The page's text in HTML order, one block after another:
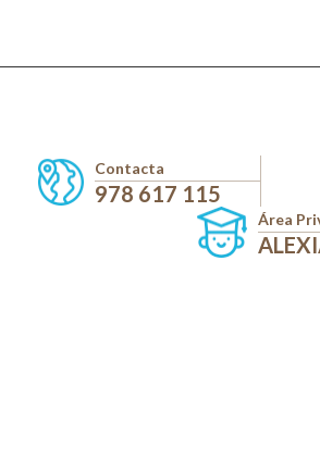
Contacta
978 617 115
Área